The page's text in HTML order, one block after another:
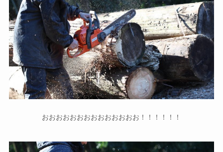
おおおおおおおおおおおおおお！！！！！！